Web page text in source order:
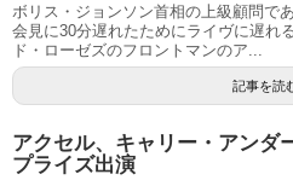
ボリス・ジョンソン首相の上級顧問で
会見に30分遅れたためにライヴに遅れ
ド・ローゼズのフロントマンのア...
記事を読
アクセル、キャリー・アンダ
プライズ出演